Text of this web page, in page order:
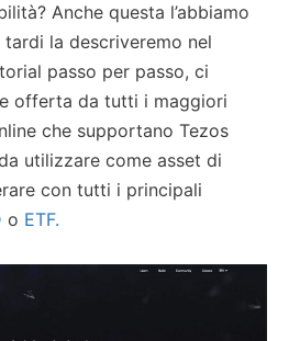
Anche questa l’abbiamo
la descriveremo nel
passo per passo, ci
offerta da tutti i maggiori
che supportano Tezos
utilizzare come asset di
con tutti i principali
o ETF.